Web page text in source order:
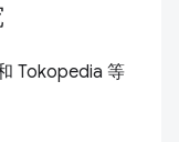
Tokopedia 等